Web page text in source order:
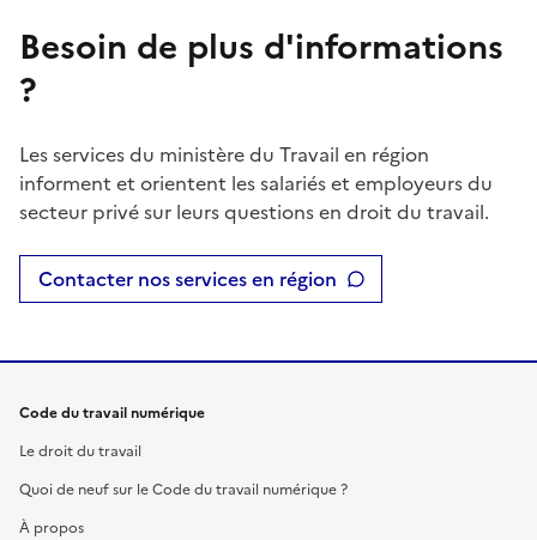
Besoin de plus d'informations
?
Les services du ministère du Travail en région
informent et orientent les salariés et employeurs du
secteur privé sur leurs questions en droit du travail.
Contacter nos services en région
Code du travail numérique
Le droit du travail
Quoi de neuf sur le Code du travail numérique ?
À propos